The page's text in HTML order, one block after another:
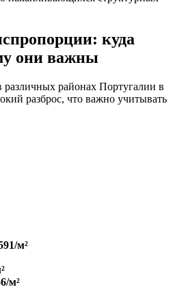
куда
они важны
районах Португалии в
разброс, что важно учитывать
м²
м²